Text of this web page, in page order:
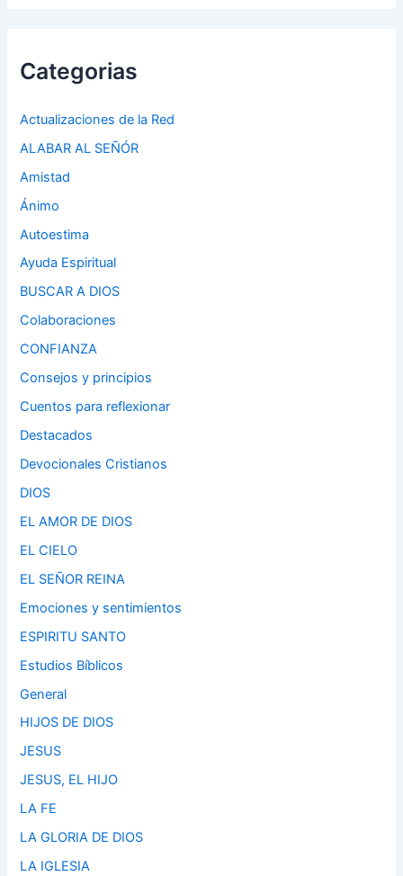
Categorias
Actualizaciones de la Red
ALABAR AL SEÑÓR
Amistad
Ánimo
Autoestima
Ayuda Espiritual
BUSCAR A DIOS
Colaboraciones
CONFIANZA
Consejos y principios
Cuentos para reflexionar
Destacados
Devocionales Cristianos
DIOS
EL AMOR DE DIOS
EL CIELO
EL SEÑOR REINA
Emociones y sentimientos
ESPIRITU SANTO
Estudios Bíblicos
General
HIJOS DE DIOS
JESUS
JESUS, EL HIJO
LA FE
LA GLORIA DE DIOS
LA IGLESIA